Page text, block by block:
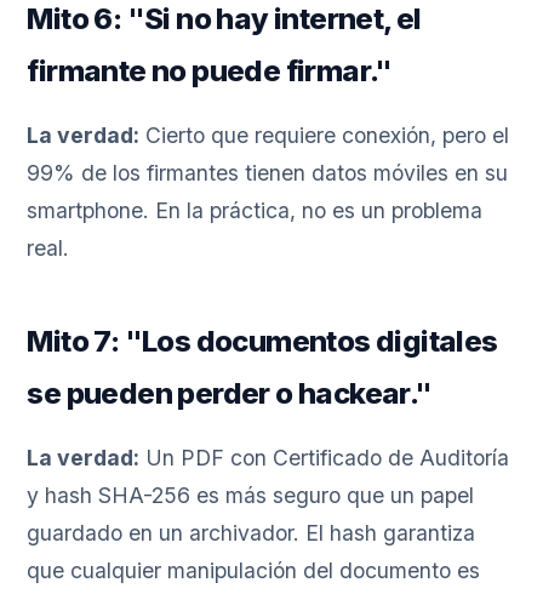
Mito 6: "Si no hay internet, el
firmante no puede firmar."
La verdad: Cierto que requiere conexión, pero el
99% de los firmantes tienen datos móviles en su
smartphone. En la práctica, no es un problema
real.
Mito 7: "Los documentos digitales
se pueden perder o hackear."
La verdad: Un PDF con Certificado de Auditoría
y hash SHA-256 es más seguro que un papel
guardado en un archivador. El hash garantiza
que cualquier manipulación del documento es